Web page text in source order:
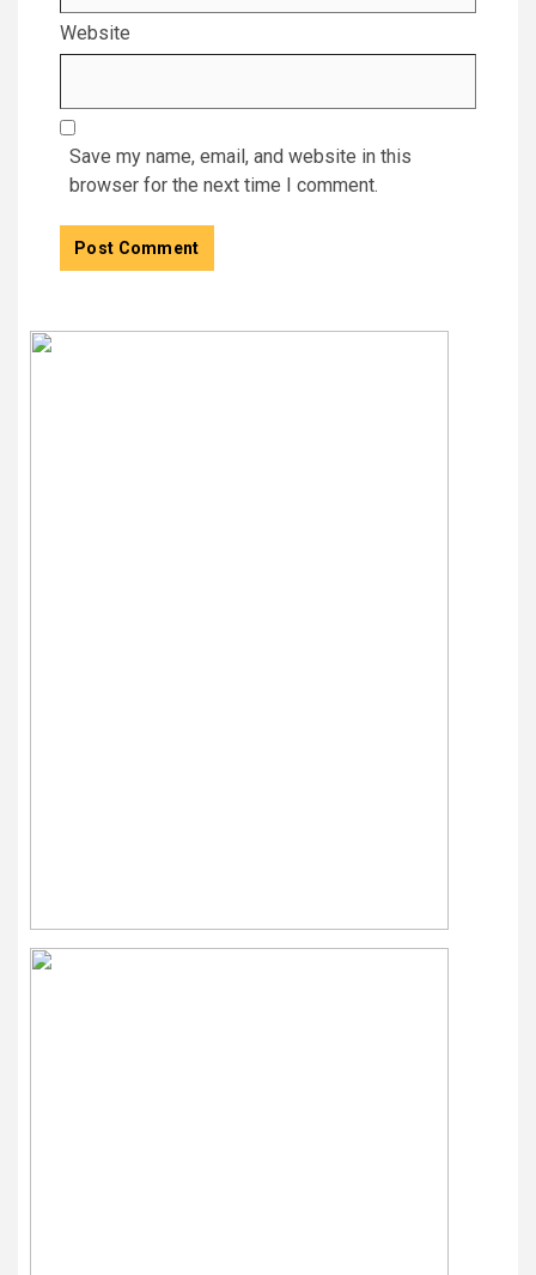
Website
Save my name, email, and website in this
browser for the next time I comment.